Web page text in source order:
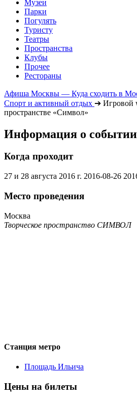
Музеи
Парки
Погулять
Туристу
Театры
Пространства
Клубы
Прочее
Рестораны
Афиша Москвы — Куда сходить в
Спорт и активный отдых ➔ Игровой
пространстве «Символ»
Информация о событии
Когда проходит
27 и 28 августа 2016 г. 2016-08-26
Место проведения
Москва
Творческое пространство СИМВОЛ
Станция метро
Площадь Ильича
Цены на билеты